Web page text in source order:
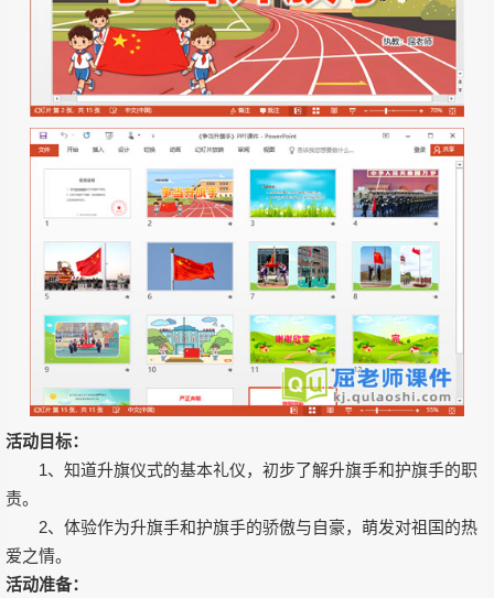
活动目标：
1、知道升旗仪式的基本礼仪，初步了解升旗手和护旗手的职
责。
2、体验作为升旗手和护旗手的骄傲与自豪，萌发对祖国的热
爱之情。
活动准备：